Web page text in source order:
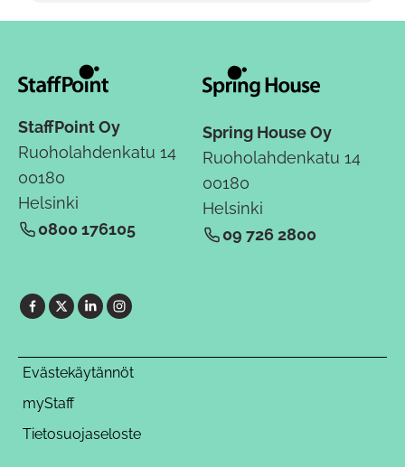
StaffPoint Oy
Ruoholahdenkatu 14
00180
Helsinki
0800 176105
Spring House Oy
Ruoholahdenkatu 14
00180
Helsinki
09 726 2800
Evästekäytännöt
myStaff
Tietosuojaseloste